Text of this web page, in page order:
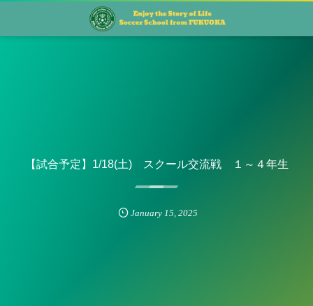
【試合予定】1/18(土) スクール交流戦 １～４年生
January 15, 2025